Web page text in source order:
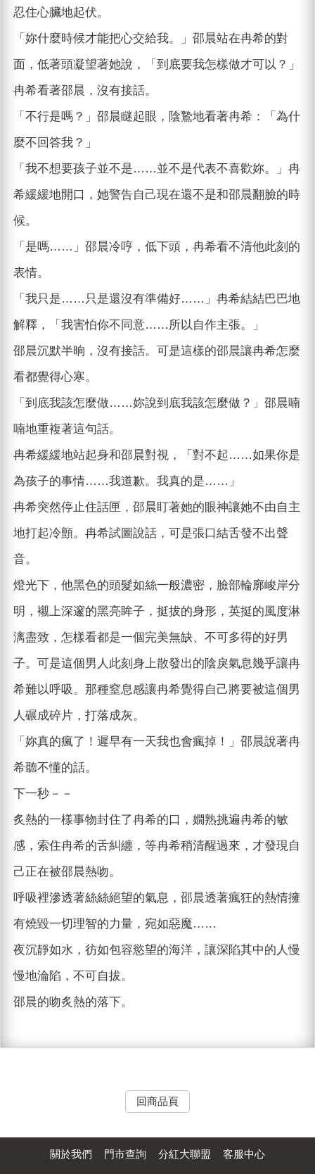
忍住心臟地起伏。
「妳什麼時候才能把心交給我。」邵晨站在冉希的對
面，低著頭凝望著她說，「到底要我怎樣做才可以？」
冉希看著邵晨，沒有接話。
「不行是嗎？」邵晨瞇起眼，陰鷙地看著冉希：「為什
麼不回答我？」
「我不想要孩子並不是……並不是代表不喜歡妳。」冉
希緩緩地開口，她警告自己現在還不是和邵晨翻臉的時
候。
「是嗎……」邵晨冷哼，低下頭，冉希看不清他此刻的
表情。
「我只是……只是還沒有準備好……」冉希結結巴巴地
解釋，「我害怕你不同意……所以自作主張。」
邵晨沉默半晌，沒有接話。可是這樣的邵晨讓冉希怎麼
看都覺得心寒。
「到底我該怎麼做……妳說到底我該怎麼做？」邵晨喃
喃地重複著這句話。
冉希緩緩地站起身和邵晨對視，「對不起……如果你是
為孩子的事情……我道歉。我真的是……」
冉希突然停止住話匣，邵晨盯著她的眼神讓她不由自主
地打起冷顫。冉希試圖說話，可是張口結舌發不出聲
音。
燈光下，他黑色的頭髮如絲一般濃密，臉部輪廓峻岸分
明，襯上深邃的黑亮眸子，挺拔的身形，英挺的風度淋
漓盡致，怎樣看都是一個完美無缺、不可多得的好男
子。可是這個男人此刻身上散發出的陰戾氣息幾乎讓冉
希難以呼吸。那種窒息感讓冉希覺得自己將要被這個男
人碾成碎片，打落成灰。
「妳真的瘋了！遲早有一天我也會瘋掉！」邵晨說著冉
希聽不懂的話。
下一秒－－
炙熱的一樣事物封住了冉希的口，嫺熟挑遍冉希的敏
感，索住冉希的舌糾纏，等冉希稍清醒過來，才發現自
己正在被邵晨熱吻。
呼吸裡滲透著絲絲絕望的氣息，邵晨透著瘋狂的熱情擁
有燒毀一切理智的力量，宛如惡魔……
夜沉靜如水，彷如包容慾望的海洋，讓深陷其中的人慢
慢地淪陷，不可自拔。
邵晨的吻炙熱的落下。
回商品頁
關於我們 門市查詢 分紅大聯盟 客服中心